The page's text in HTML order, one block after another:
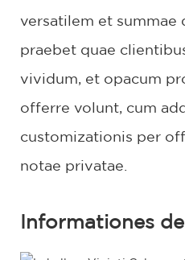
versatilem et summae
praebet quae
vividum, et opacum
offerre volunt, cum
customizationis per
notae privatae.
Informationes